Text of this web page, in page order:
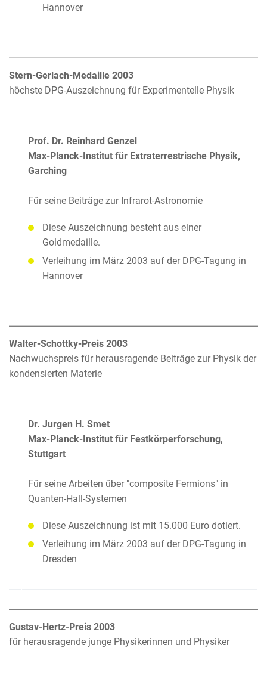
Hannover
Stern-Gerlach-Medaille 2003
höchste DPG-Auszeichnung für Experimentelle Physik
Prof. Dr. Reinhard Genzel
Max-Planck-Institut für Extraterrestrische Physik,
Garching
Für seine Beiträge zur Infrarot-Astronomie
Diese Auszeichnung besteht aus einer
Goldmedaille.
Verleihung im März 2003 auf der DPG-Tagung in
Hannover
Walter-Schottky-Preis 2003
Nachwuchspreis für herausragende Beiträge zur Physik der
kondensierten Materie
Dr. Jurgen H. Smet
Max-Planck-Institut für Festkörperforschung,
Stuttgart
Für seine Arbeiten über "composite Fermions" in
Quanten-Hall-Systemen
Diese Auszeichnung ist mit 15.000 Euro dotiert.
Verleihung im März 2003 auf der DPG-Tagung in
Dresden
Gustav-Hertz-Preis 2003
für herausragende junge Physikerinnen und Physiker